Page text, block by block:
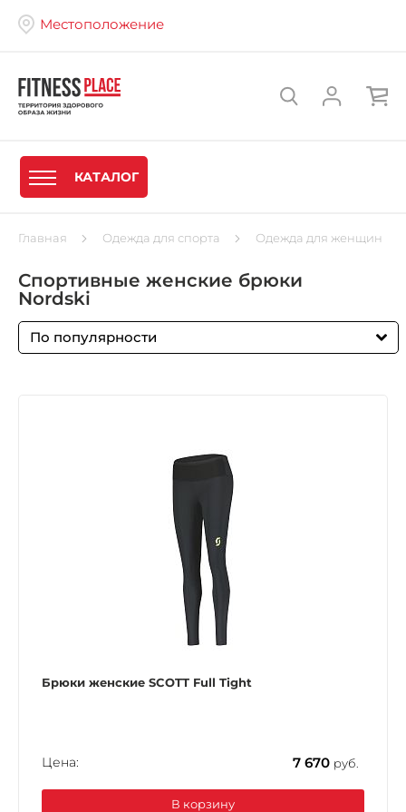
Местоположение
КАТАЛОГ
Главная Одежда для спорта Одежда для женщин
Спортивные женские брюки
Nordski
По популярности
Брюки женские SCOTT Full Tight
Цена: 7 670 руб.
В корзину